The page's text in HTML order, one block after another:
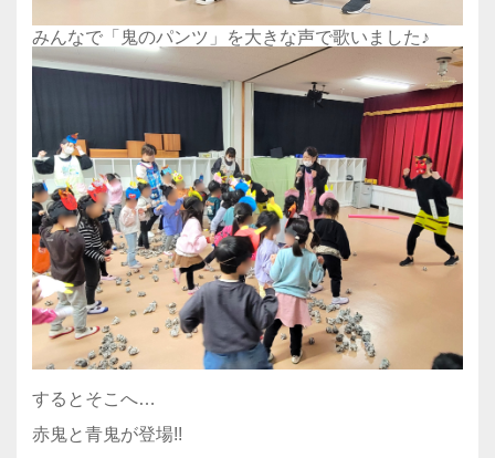
みんなで「鬼のパンツ」を大きな声で歌いました♪
するとそこへ…
赤鬼と青鬼が登場!!